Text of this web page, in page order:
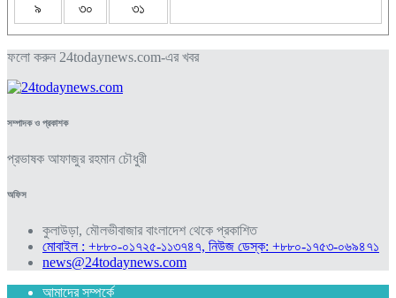
৯ ৩০ ৩১
ফলো করুন 24todaynews.com-এর খবর
সম্পাদক ও প্রকাশক
প্রভাষক আফাজুর রহমান চৌধুরী
অফিস
কুলাউড়া, মৌলভীবাজার বাংলাদেশ থেকে প্রকাশিত
মোবাইল : +৮৮০-০১৭২৫-১১৩৭৪৭, নিউজ ডেস্ক: +৮৮০-১৭৫৩-০৬৯৪৭১
news@24todaynews.com
আমাদের সম্পর্কে